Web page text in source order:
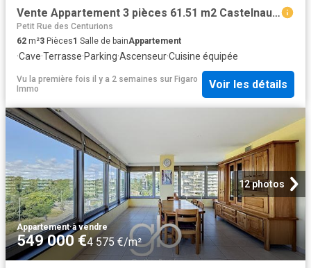
Vente Appartement 3 pièces 61.51 m2 Castelnau le Lez
Petit Rue des Centurions
62 m²3 Pièces1 Salle de bainAppartement
·Cave·Terrasse·Parking·Ascenseur·Cuisine équipée
Vu la première fois il y a 2 semaines sur Figaro
Immo
Voir les détails
12 photos
Appartement·à vendre
549 000 €4 575 €/m²